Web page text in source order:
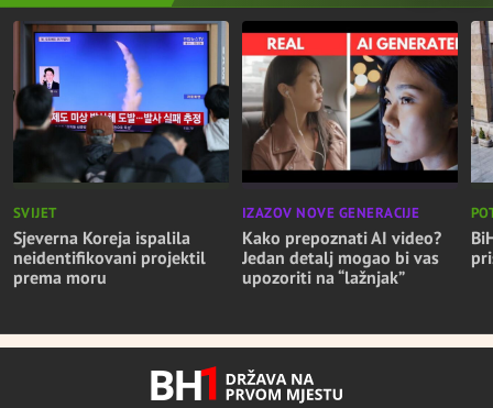
SVIJET
Sjeverna Koreja ispalila
neidentifikovani projektil
prema moru
IZAZOV NOVE GENERACIJE
Kako prepoznati AI video?
Jedan detalj mogao bi vas
upozoriti na “lažnjak”